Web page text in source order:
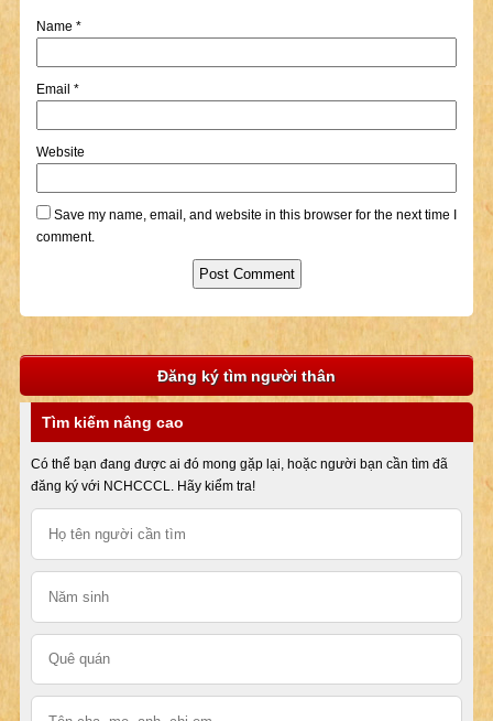
Name *
Email *
Website
Save my name, email, and website in this browser for the next time I
comment.
Đăng ký tìm người thân
Tìm kiếm nâng cao
Có thể bạn đang được ai đó mong gặp lại, hoặc người bạn cần tìm đã
đăng ký với NCHCCCL. Hãy kiểm tra!